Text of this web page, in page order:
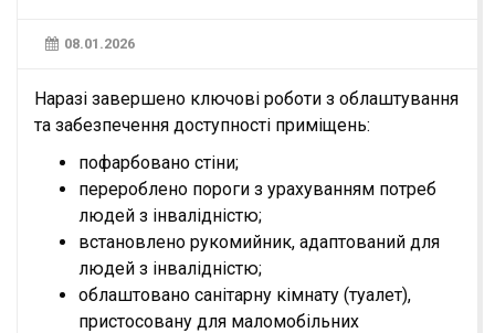
08.01.2026
Наразі завершено ключові роботи з облаштування
та забезпечення доступності приміщень:
пофарбовано стіни;
перероблено пороги з урахуванням потреб
людей з інвалідністю;
встановлено рукомийник, адаптований для
людей з інвалідністю;
облаштовано санітарну кімнату (туалет),
пристосовану для маломобільних